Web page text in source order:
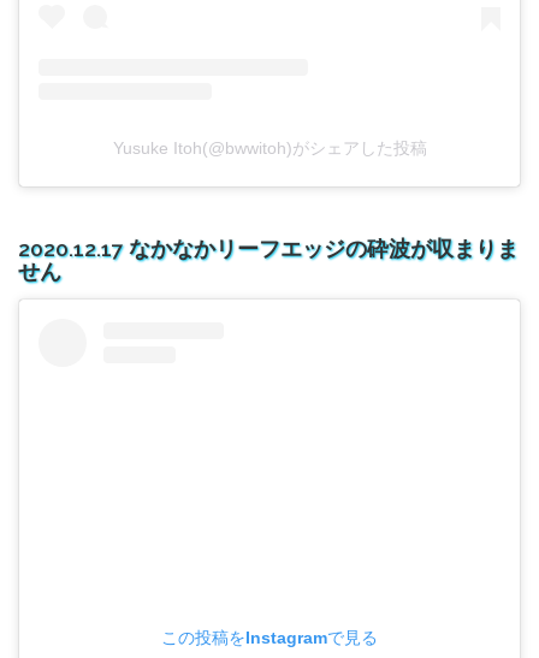
Yusuke Itoh(@bwwitoh)がシェアした投稿
2020.12.17 なかなかリーフエッジの砕波が収まりま
せん
この投稿をInstagramで見る